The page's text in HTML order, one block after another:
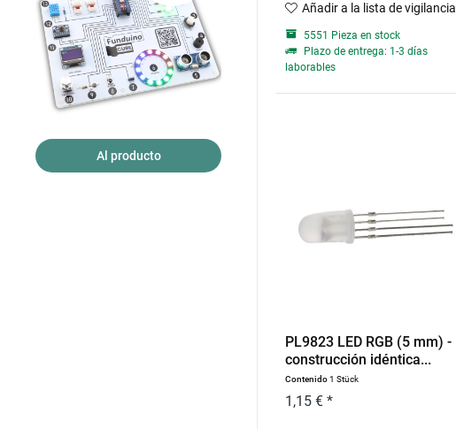
Al producto
Añadir a la lista de vigilancia
5551 Pieza en stock
Plazo de entrega: 1-3 días
laborables
PL9823 LED RGB (5 mm) -
construcción idéntica...
Contenido1 Stück
1,15 € *